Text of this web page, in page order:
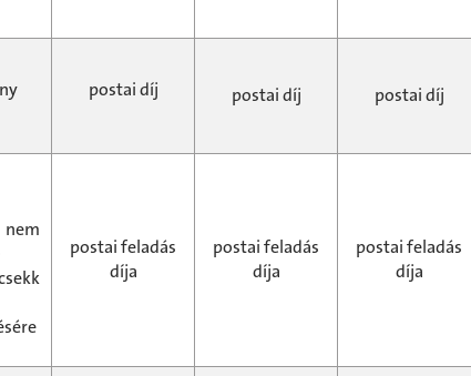
postai díj postai díj postai díj
postai feladás
díja
postai feladás
díja
postai feladás
díja